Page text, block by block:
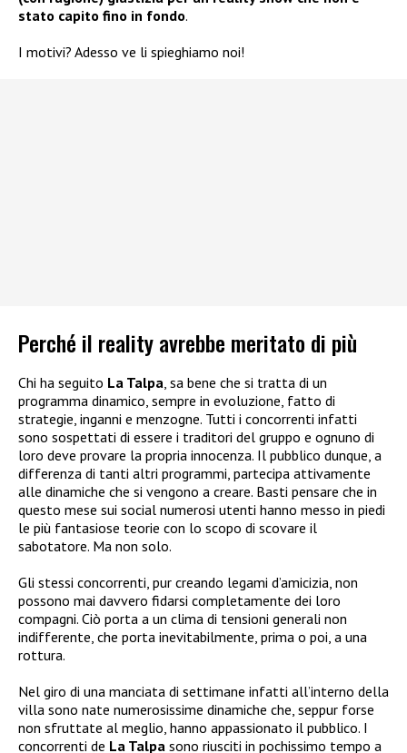
stato capito fino in fondo.
I motivi? Adesso ve li spieghiamo noi!
Perché il reality avrebbe meritato di più
Chi ha seguito La Talpa, sa bene che si tratta di un
programma dinamico, sempre in evoluzione, fatto di
strategie, inganni e menzogne. Tutti i concorrenti infatti
sono sospettati di essere i traditori del gruppo e ognuno di
loro deve provare la propria innocenza. Il pubblico dunque, a
differenza di tanti altri programmi, partecipa attivamente
alle dinamiche che si vengono a creare. Basti pensare che in
questo mese sui social numerosi utenti hanno messo in piedi
le più fantasiose teorie con lo scopo di scovare il
sabotatore. Ma non solo.
Gli stessi concorrenti, pur creando legami d’amicizia, non
possono mai davvero fidarsi completamente dei loro
compagni. Ciò porta a un clima di tensioni generali non
indifferente, che porta inevitabilmente, prima o poi, a una
rottura.
Nel giro di una manciata di settimane infatti all’interno della
villa sono nate numerosissime dinamiche che, seppur forse
non sfruttate al meglio, hanno appassionato il pubblico. I
concorrenti de La Talpa sono riusciti in pochissimo tempo a